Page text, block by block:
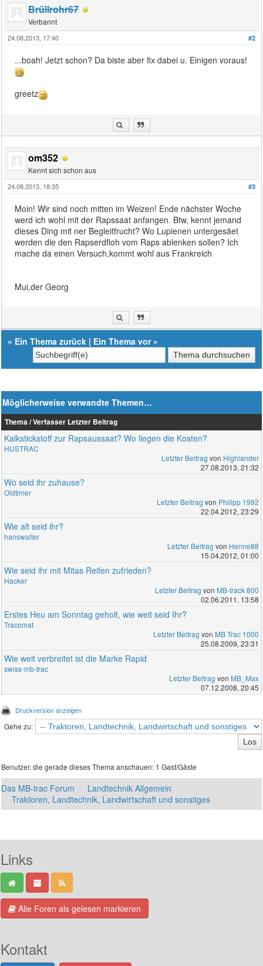
Brüllrohr67
Verbannt
#2
24.08.2013, 17:40
...boah! Jetzt schon? Da biste aber fix dabei u. Einigen voraus!
greetz
om352
Kennt sich schon aus
#3
24.08.2013, 18:35
Moin! Wir sind noch mitten im Weizen! Ende nächster Woche
werd ich wohl mit der Rapssaat anfangen. Btw, kennt jemand
dieses Ding mit ner Begleitfrucht? Wo Lupienen untergesäet
werden die den Rapserdfloh vom Raps ablenken sollen? Ich
mache da einen Versuch,kommt wohl aus Frankreich
Mui,der Georg
« Ein Thema zurück | Ein Thema vor»
Möglicherweise verwandte Themen…
Thema / Verfasser Letzter Beitrag
Kalkstickstoff zur Rapsaussaat? Wo liegen die Kosten?
HUSTRAC
Letzter Beitrag von Highlander
27.08.2013, 21:32
Wo seid ihr zuhause?
Oldtimer
Letzter Beitrag von Philipp 1992
22.04.2012, 23:29
Wie alt seid ihr?
hanswalter
Letzter Beitrag von Henne88
15.04.2012, 01:00
Wie seid ihr mit Mitas Reifen zufrieden?
Hacker
Letzter Beitrag von MB-track 800
02.06.2011, 13:58
Erstes Heu am Sonntag geholt, wie weit seid Ihr?
Tracomat
Letzter Beitrag von MB Trac 1000
25.08.2009, 23:31
Wie weit verbreitet ist die Marke Rapid
swiss-mb-trac
Letzter Beitrag von MB_Max
07.12.2008, 20:45
Druckversion anzeigen
Gehe zu:
Benutzer, die gerade dieses Thema anschauen: 1 Gast/Gäste
Das MB-trac Forum
Landtechnik Allgemein
Traktoren, Landtechnik, Landwirtschaft und sonstiges
Links
Alle Foren als gelesen markieren
Kontakt